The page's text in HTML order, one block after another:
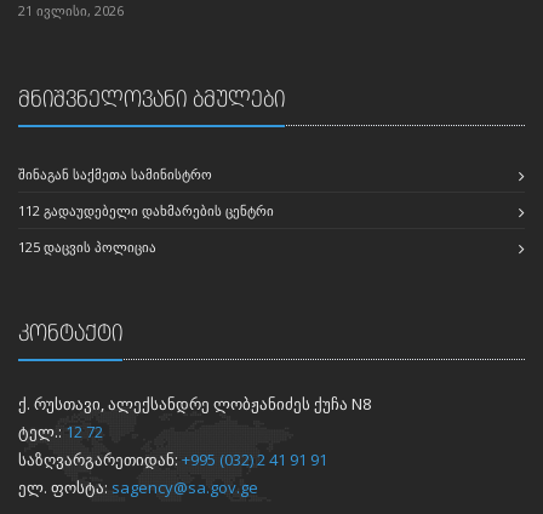
21 ივლისი, 2026
მნიშვნელოვანი ბმულები
ᲨᲘᲜᲐᲒᲐᲜ ᲡᲐᲥᲛᲔᲗᲐ ᲡᲐᲛᲘᲜᲘᲡᲢᲠᲝ
112 ᲒᲐᲓᲐᲣᲓᲔᲑᲔᲚᲘ ᲓᲐᲮᲛᲐᲠᲔᲑᲘᲡ ᲪᲔᲜᲢᲠᲘ
125 ᲓᲐᲪᲕᲘᲡ ᲞᲝᲚᲘᲪᲘᲐ
კონტაქტი
ქ. რუსთავი, ალექსანდრე ლობჟანიძეს ქუჩა N8
ტელ.: 12 72
საზღვარგარეთიდან: +995 (032) 2 41 91 91
ელ. ფოსტა: sagency@sa.gov.ge